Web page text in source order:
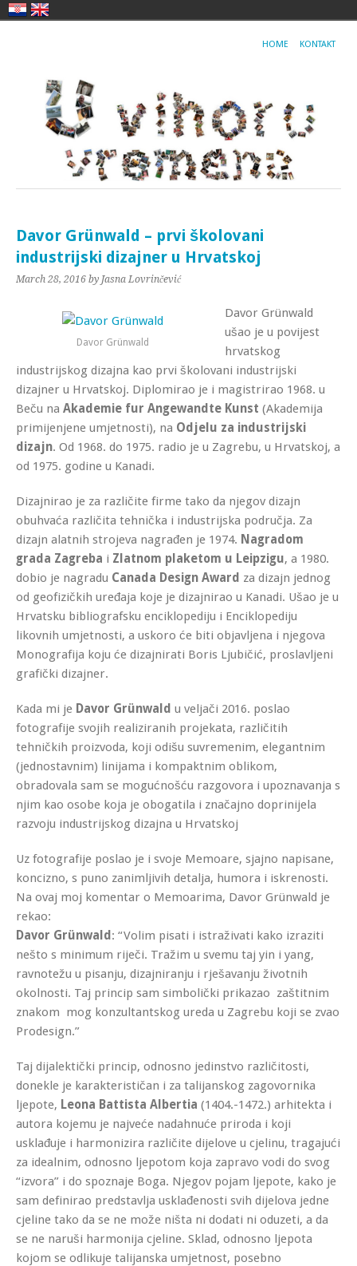
HOME KONTAKT
Davor Grünwald – prvi školovani
industrijski dizajner u Hrvatskoj
March 28, 2016 by Jasna Lovrinčević
Davor Grünwald
Davor Grünwald
ušao je u povijest
hrvatskog
industrijskog dizajna kao prvi školovani industrijski
dizajner u Hrvatskoj. Diplomirao je i magistrirao 1968. u
Beču na Akademie fur Angewandte Kunst (Akademija
primijenjene umjetnosti), na Odjelu za industrijski
dizajn. Od 1968. do 1975. radio je u Zagrebu, u Hrvatskoj, a
od 1975. godine u Kanadi.
Dizajnirao je za različite firme tako da njegov dizajn
obuhvaća različita tehnička i industrijska područja. Za
dizajn alatnih strojeva nagrađen je 1974. Nagradom
grada Zagreba i Zlatnom plaketom u Leipzigu, a 1980.
dobio je nagradu Canada Design Award za dizajn jednog
od geofizičkih uređaja koje je dizajnirao u Kanadi. Ušao je u
Hrvatsku bibliografsku enciklopediju i Enciklopediju
likovnih umjetnosti, a uskoro će biti objavljena i njegova
Monografija koju će dizajnirati Boris Ljubičić, proslavljeni
grafički dizajner.
Kada mi je Davor Grünwald u veljači 2016. poslao
fotografije svojih realiziranih projekata, različitih
tehničkih proizvoda, koji odišu suvremenim, elegantnim
(jednostavnim) linijama i kompaktnim oblikom,
obradovala sam se mogućnošću razgovora i upoznavanja s
njim kao osobe koja je obogatila i značajno doprinijela
razvoju industrijskog dizajna u Hrvatskoj
Uz fotografije poslao je i svoje Memoare, sjajno napisane,
koncizno, s puno zanimljivih detalja, humora i iskrenosti.
Na ovaj moj komentar o Memoarima, Davor Grünwald je
rekao:
Davor Grünwald : “Volim pisati i istraživati kako izraziti
nešto s minimum riječi. Tražim u svemu taj yin i yang,
ravnotežu u pisanju, dizajniranju i rješavanju životnih
okolnosti. Taj princip sam simbolički prikazao zaštitnim
znakom mog konzultantskog ureda u Zagrebu koji se zvao
Prodesign.”
Taj dijalektički princip, odnosno jedinstvo različitosti,
donekle je karakterističan i za talijanskog zagovornika
ljepote, Leona Battista Albertia (1404.-1472.) arhitekta i
autora kojemu je najveće nadahnuće priroda i koji
usklađuje i harmonizira različite dijelove u cjelinu, tragajući
za idealnim, odnosno ljepotom koja zapravo vodi do svog
“izvora” i do spoznaje Boga. Njegov pojam ljepote, kako je
sam definirao predstavlja usklađenosti svih dijelova jedne
cjeline tako da se ne može ništa ni dodati ni oduzeti, a da
se ne naruši harmonija cjeline. Sklad, odnosno ljepota
kojom se odlikuje talijanska umjetnost, posebno